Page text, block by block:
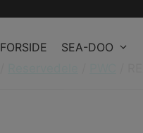
FORSIDE SEA-DOO